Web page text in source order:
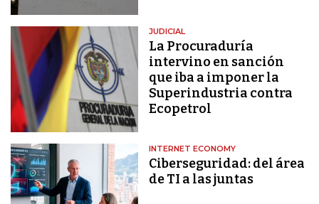
JUDICIAL
La Procuraduría
intervino en sanción
que iba a imponer la
Superindustria contra
Ecopetrol
INTERNET ECONOMY
Ciberseguridad: del área
de TI a las juntas